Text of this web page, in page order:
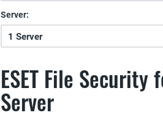
ESET File
Server
Server: